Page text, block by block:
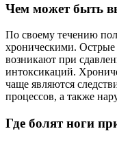
Чем может быть
По своему течению
хроническими. Острые
возникают при
интоксикаций.
чаще являются
процессов, а также
Где болят ноги